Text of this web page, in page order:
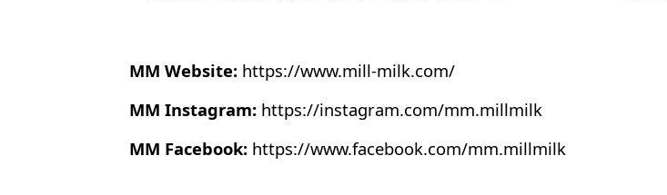
MM Website: https://www.mill-milk.com/
MM Instagram: https://instagram.com/mm.millmilk
MM Facebook: https://www.facebook.com/mm.millmilk